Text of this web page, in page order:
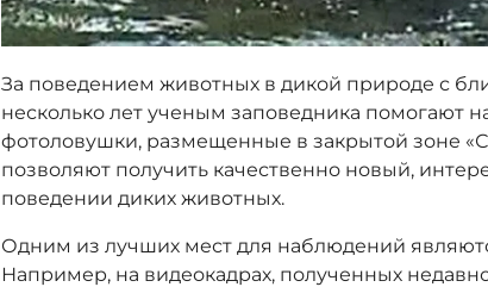
За поведением животных в дикой природе с
несколько лет ученым заповедника помогают
фотоловушки, размещенные в закрытой зоне
позволяют получить качественно новый,
поведении диких животных.
Одним из лучших мест для наблюдений
Например, на видеокадрах, полученных